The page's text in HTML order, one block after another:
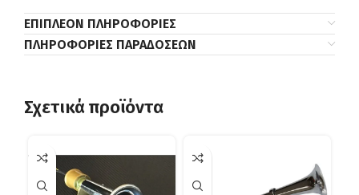
ΕΠΙΠΛΈΟΝ ΠΛΗΡΟΦΟΡΊΕΣ
ΠΛΗΡΟΦΟΡΊΕΣ ΠΑΡΑΔΌΣΕΩΝ
Σχετικά προϊόντα